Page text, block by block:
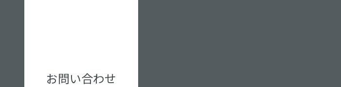
お問い合わせ